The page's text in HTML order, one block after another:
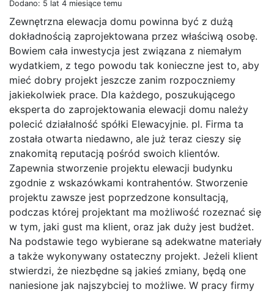
Dodano: 5 lat 4 miesiące temu
Zewnętrzna elewacja domu powinna być z dużą
dokładnością zaprojektowana przez właściwą osobę.
Bowiem cała inwestycja jest związana z niemałym
wydatkiem, z tego powodu tak konieczne jest to, aby
mieć dobry projekt jeszcze zanim rozpoczniemy
jakiekolwiek prace. Dla każdego, poszukującego
eksperta do zaprojektowania elewacji domu należy
polecić działalność spółki Elewacyjnie. pl. Firma ta
została otwarta niedawno, ale już teraz cieszy się
znakomitą reputacją pośród swoich klientów.
Zapewnia stworzenie projektu elewacji budynku
zgodnie z wskazówkami kontrahentów. Stworzenie
projektu zawsze jest poprzedzone konsultacją,
podczas której projektant ma możliwość rozeznać się
w tym, jaki gust ma klient, oraz jak duży jest budżet.
Na podstawie tego wybierane są adekwatne materiały
a także wykonywany ostateczny projekt. Jeżeli klient
stwierdzi, że niezbędne są jakieś zmiany, będą one
naniesione jak najszybciej to możliwe. W pracy firmy